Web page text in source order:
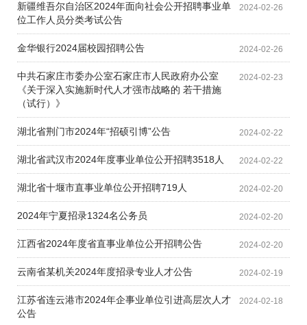
2024-02-26
新疆维吾尔自治区2024年面向社会公开招聘事业单
位工作人员分类考试公告
2024-02-26
金华银行2024届校园招聘公告
2024-02-23
中共石家庄市委办公室石家庄市人民政府办公室
《关于深入实施新时代人才强市战略的 若干措施
（试行）》
2024-02-22
湖北省荆门市2024年“招硕引博”公告
2024-02-22
湖北省武汉市2024年度事业单位公开招聘3518人
2024-02-20
湖北省十堰市直事业单位公开招聘719人
2024-02-20
2024年宁夏招录1324名公务员
2024-02-20
江西省2024年度省直事业单位公开招聘公告
2024-02-19
云南省某机关2024年度招录专业人才公告
2024-02-18
江苏省连云港市2024年企事业单位引进高层次人才
公告